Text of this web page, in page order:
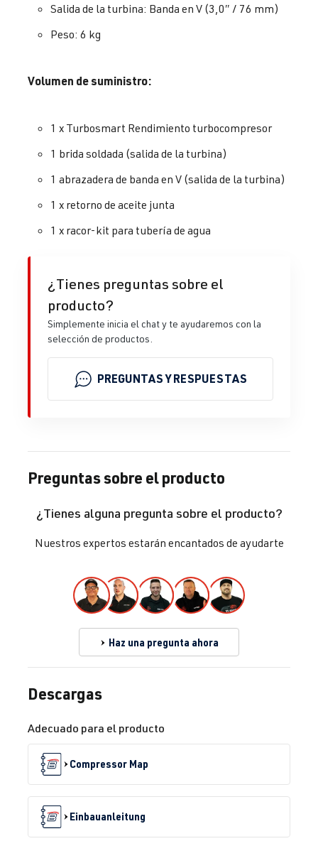
Salida de la turbina: Banda en V (3,0″ / 76 mm)
Peso: 6 kg
Volumen de suministro:
1 x Turbosmart Rendimiento turbocompresor
1 brida soldada (salida de la turbina)
1 abrazadera de banda en V (salida de la turbina)
1 x retorno de aceite junta
1 x racor-kit para tubería de agua
¿Tienes preguntas sobre el
producto?
Simplemente inicia el chat y te ayudaremos con la
selección de productos.
PREGUNTAS Y RESPUESTAS
Preguntas sobre el producto
¿Tienes alguna pregunta sobre el producto?
Nuestros expertos estarán encantados de ayudarte
Haz una pregunta ahora
Descargas
Adecuado para el producto
Compressor Map
Einbauanleitung